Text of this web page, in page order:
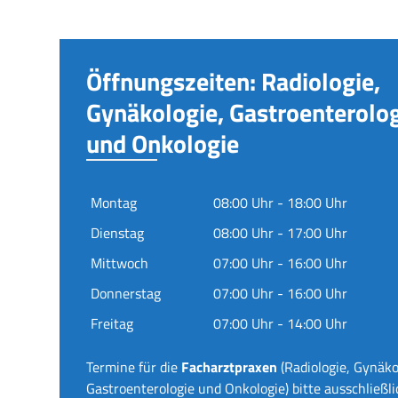
Öffnungszeiten: Radiologie,
Gynäkologie,
und Onkologie
Montag
08:00 Uhr - 18:00 Uhr
Dienstag
08:00 Uhr - 17:00 Uhr
Mittwoch
07:00 Uhr - 16:00 Uhr
Donnerstag
07:00 Uhr - 16:00 Uhr
Freitag
07:00 Uhr - 14:00 Uhr
Termine für die Facharztpraxen (Radiologie,
Gastroenterologie und Onkologie) bitte